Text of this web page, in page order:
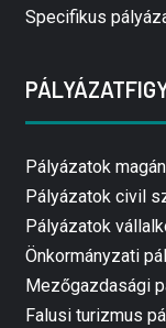
Specifikus
Pályázatok
Pályázatok civil
Pályázatok
Önkormányzati
Mezőgazdasági
Falusi turizmus